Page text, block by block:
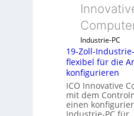
e
i
h
s
e
m
Industrie-PC
19-Zoll-
flexibel für die
konfigurieren
ICO Innovative
mit dem
einen